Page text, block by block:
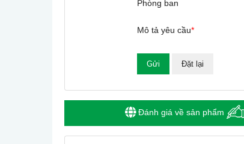
Phòng ban
Mô tả yêu cầu*
Đánh giá về sản phẩm